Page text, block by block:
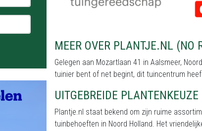
MEER OVER PLANTJE.NL (NO
Gelegen aan Mozartlaan 41 in Aalsmeer,
tuinier bent of net begint, dit tuincentrum
UITGEBREIDE PLANTENKEUZE
Plantje.nl staat bekend om zijn ruime
tuinbehoeften in Noord Holland. Het